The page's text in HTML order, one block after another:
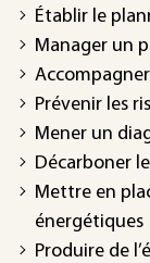
Établir le
Manager un
Prévenir les
Mener un
Décarboner
Mettre en
énergétiques
Produire de